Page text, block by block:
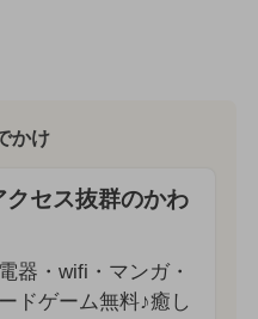
かけ
セス抜群のかわ
器・wifi・マンガ・
ドゲーム無料♪癒し